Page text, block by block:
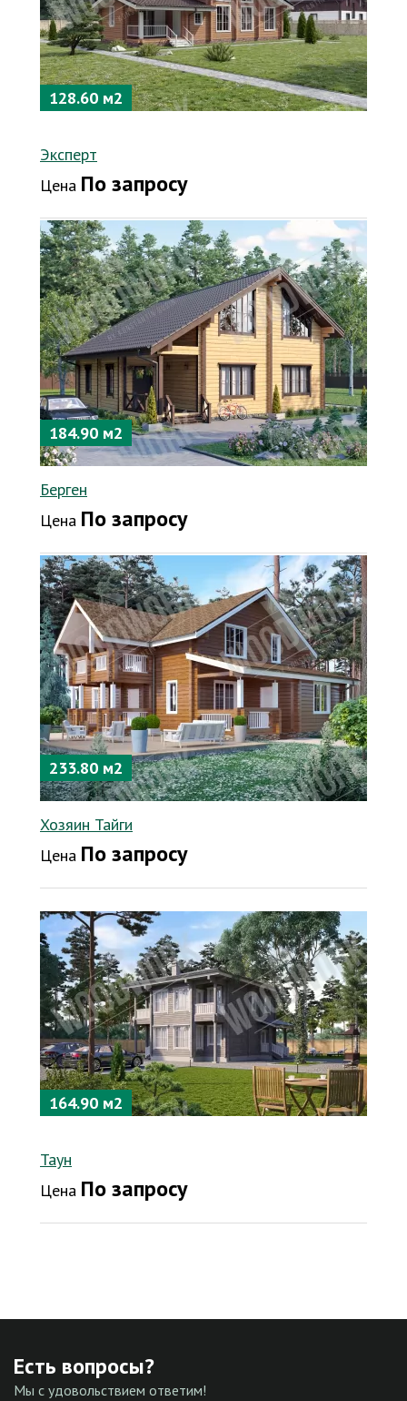
128.60 м2
Эксперт
Цена По запросу
184.90 м2
Берген
Цена По запросу
233.80 м2
Хозяин Тайги
Цена По запросу
164.90 м2
Таун
Цена По запросу
Есть вопросы?
Мы с удовольствием ответим!